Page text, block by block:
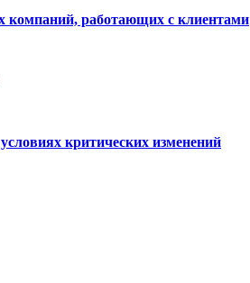
компаний, работающих с клиентами
критических изменений